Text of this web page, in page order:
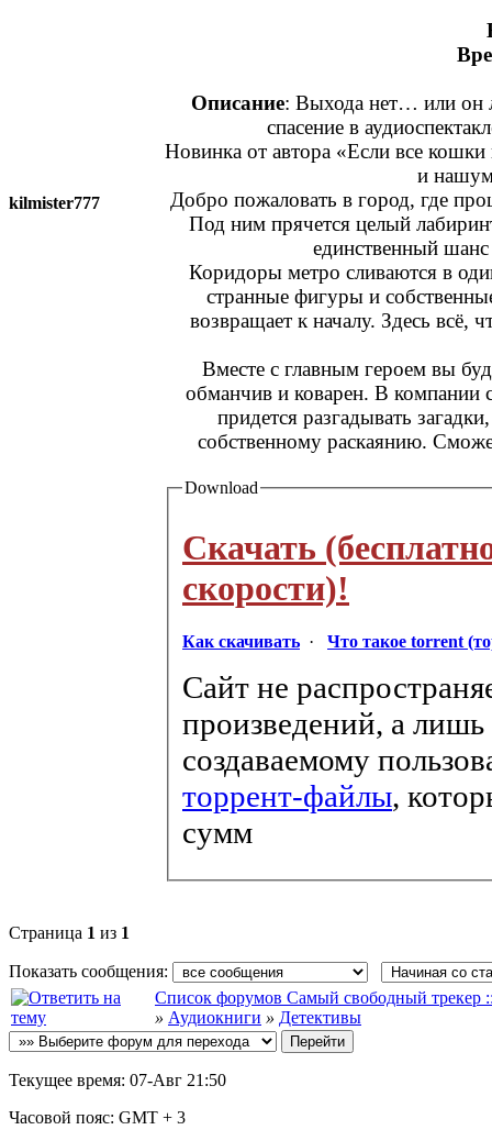
kilmister777
Описание: Выхода нет… или он
спасение в
Новинка от автора «Если все
и
Добро пожаловать в город, где
Под ним прячется целый
единственный шанс
Коридоры метро сливаются в
странные фигуры и
возвращает к началу. Здесь всё,
Вместе с главным героем вы
обманчив и коварен. В компании
придется разгадывать
собственному раскаянию.
Download
Скачать
скорости)!
Как скачивать · Что такое torrent
Сайт не
произведений, а лишь
создаваемому
торрент-файлы,
сумм
Страница 1 из 1
Показать сообщения:
Список форумов Самый свободный трекер
» Аудиокниги » Детективы
Текущее время: 07-Авг 21:50
Часовой пояс: GMT + 3